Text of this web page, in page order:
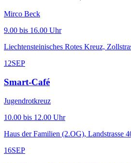
Mirco Beck
9.00 bis 16.00 Uhr
Liechtensteinisches Rotes Kreuz,
12SEP
Smart-Café
Jugendrotkreuz
10.00 bis 12.00 Uhr
Haus der Familien (2.OG), Landstrasse
16SEP